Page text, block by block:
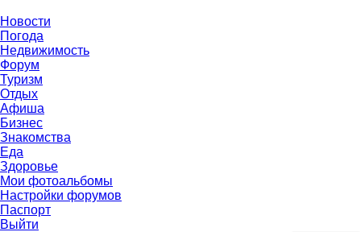
Новости
Погода
Недвижимость
Форум
Туризм
Отдых
Афиша
Бизнес
Знакомства
Еда
Здоровье
Мои фотоальбомы
Настройки форумов
Паспорт
Выйти